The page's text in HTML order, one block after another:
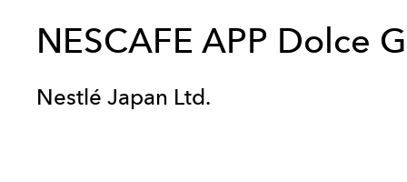
NESCAFE APP Dolce
Nestlé Japan Ltd.